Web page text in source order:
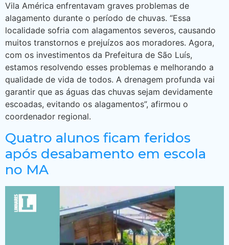
Vila América enfrentavam graves problemas de
alagamento durante o período de chuvas. “Essa
localidade sofria com alagamentos severos, causando
muitos transtornos e prejuízos aos moradores. Agora,
com os investimentos da Prefeitura de São Luís,
estamos resolvendo esses problemas e melhorando a
qualidade de vida de todos. A drenagem profunda vai
garantir que as águas das chuvas sejam devidamente
escoadas, evitando os alagamentos”, afirmou o
coordenador regional.
Quatro alunos ficam feridos
após desabamento em escola
no MA